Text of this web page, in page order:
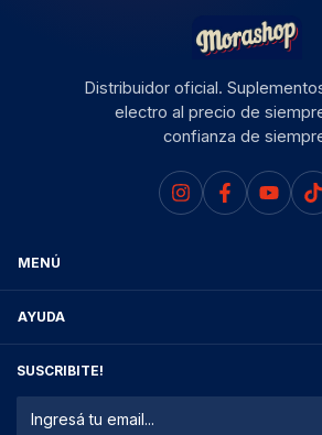
Distribuidor oficial.
electro al precio de
confianza de
MENÚ
AYUDA
SUSCRIBITE!